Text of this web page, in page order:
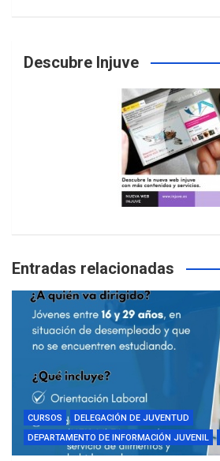
Descubre Injuve
Entradas relacionadas
CURSOS
DELEGACIÓN DE JUVENTUD
DEPARTAMENTO DE INFORMACIÓN JUVENIL